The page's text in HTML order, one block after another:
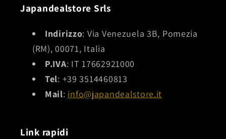
interessante.
Japandealstore Srls
Indirizzo: Via Venezuela 3B, Pomezia
(RM), 00071, Italia
P.IVA: IT 17662921000
Tel: +39 3514460813
Mail: info@japandealstore.it
Link rapidi